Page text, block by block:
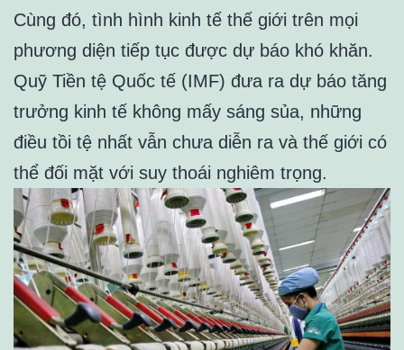
Cùng đó, tình hình kinh tế thế giới trên mọi
phương diện tiếp tục được dự báo khó khăn.
Quỹ Tiền tệ Quốc tế (IMF) đưa ra dự báo tăng
trưởng kinh tế không mấy sáng sủa, những
điều tồi tệ nhất vẫn chưa diễn ra và thế giới có
thể đối mặt với suy thoái nghiêm trọng.